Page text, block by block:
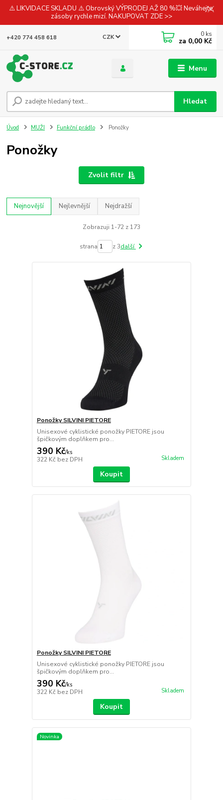
⚠️ LIKVIDACE SKLADU ⚠️ Obrovský VÝPRODEJ AŽ 80 %💥 Neváhejte,
zásoby rychle mizí. NAKUPOVAT ZDE >>
Menu
CZK
Hledat
+420 774 458 618 0 ks
za 0,00 Kč
Úvod MUŽI Funkční prádlo Ponožky
Ponožky
Zvolit filtr
Nejnovější Nejlevnější Nejdražší
Zobrazuji 1-72 z 173
strana z 3další
Ponožky SILVINI PIETORE
Unisexové cyklistické ponožky PIETORE jsou
špičkovým doplňkem pro...
390 Kč/ks
322 Kč bez DPH Skladem
Koupit
Ponožky SILVINI PIETORE
Unisexové cyklistické ponožky PIETORE jsou
špičkovým doplňkem pro...
390 Kč/ks
322 Kč bez DPH Skladem
Koupit
Novinka